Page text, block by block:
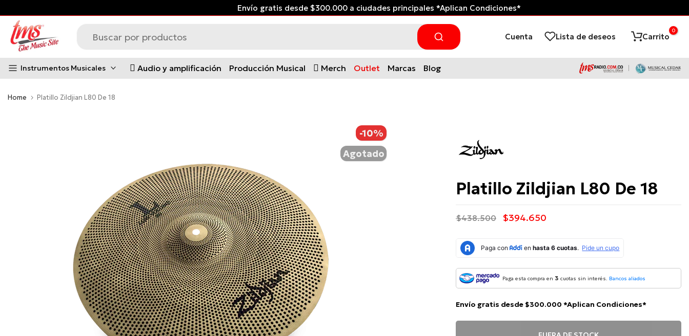
contenido
Envío gratis desde $300.000 a ciudades principales *Aplican Condiciones*
Cuenta Lista de deseos Carrito
0
Instrumentos Musicales Audio y amplificación Producción Musical Merch Outlet Marcas Blog
Home Platillo Zildjian L80 De 18
-10%
Agotado
Platillo Zildjian L80 De 18
$438.500 $394.650
Paga esta compra en 3 cuotas sin interés. Bancos aliados
Envío gratis desde $300.000 *Aplican Condiciones*